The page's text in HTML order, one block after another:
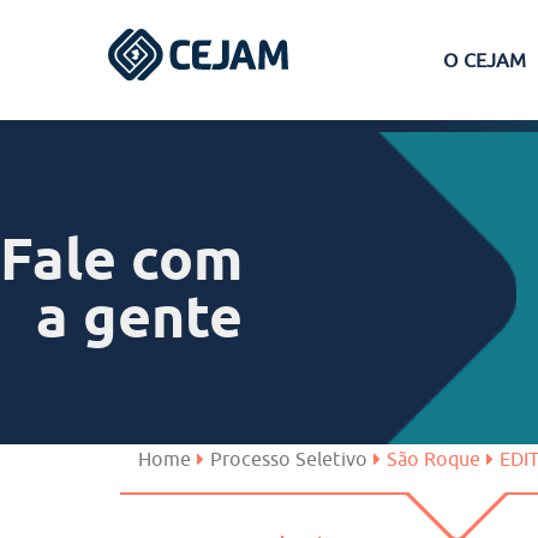
O CEJAM
Ferraz de Vasconcelos
São José dos Campos
Fale com
a gente
Home Processo Seletivo São Roque